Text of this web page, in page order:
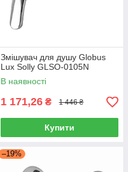
Змішувач для душу Globus
Lux Solly GLSO-0105N
В наявності
1 171,26 ₴ 1 446 ₴
Купити
–19%